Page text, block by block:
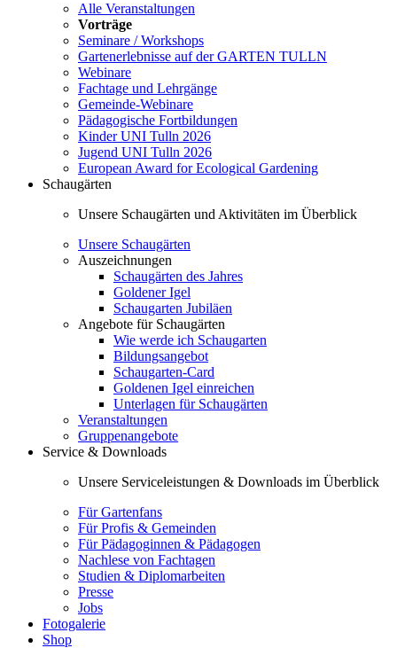
Alle Veranstaltungen
Vorträge
Seminare / Workshops
Gartenerlebnisse auf der GARTEN TULLN
Webinare
Fachtage und Lehrgänge
Gemeinde-Webinare
Pädagogische Fortbildungen
Kinder UNI Tulln 2026
Jugend UNI Tulln 2026
European Award for Ecological Gardening
Schaugärten
Unsere Schaugärten und Aktivitäten im Überblick
Unsere Schaugärten
Auszeichnungen
Schaugärten des Jahres
Goldener Igel
Schaugarten Jubiläen
Angebote für Schaugärten
Wie werde ich Schaugarten
Bildungsangebot
Schaugarten-Card
Goldenen Igel einreichen
Unterlagen für Schaugärten
Veranstaltungen
Gruppenangebote
Service & Downloads
Unsere Serviceleistungen & Downloads im Überblick
Für Gartenfans
Für Profis & Gemeinden
Für Pädagoginnen & Pädagogen
Nachlese von Fachtagen
Studien & Diplomarbeiten
Presse
Jobs
Fotogalerie
Shop